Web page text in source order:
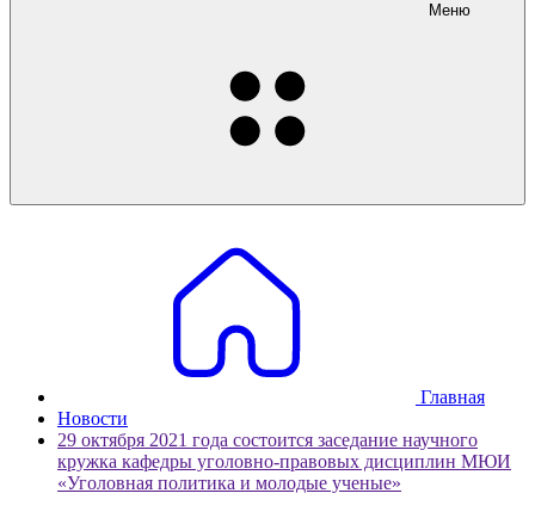
Меню
Главная
Новости
29 октября 2021 года состоится заседание научного
кружка кафедры уголовно-правовых дисциплин МЮИ
«Уголовная политика и молодые ученые»